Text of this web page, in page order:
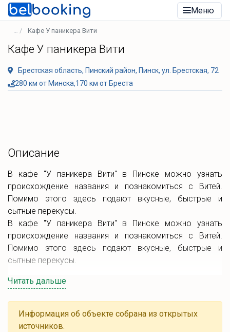
Меню
Кафе У паникера Вити
Кафе У паникера Вити
Брестская область, Пинский район, Пинск, ул. Брестская, 72
280 км от Минска,170 км от Бреста
Описание
В кафе "У паникера Вити" в Пинске можно узнать
происхождение названия и познакомиться с Витей.
Помимо этого здесь подают вкусные, быстрые и
сытные перекусы.
В кафе "У паникера Вити" в Пинске можно узнать
происхождение названия и познакомиться с Витей.
Помимо этого здесь подают вкусные, быстрые и
сытные перекусы.
Читать дальше
Информация об объекте собрана из открытых
источников.